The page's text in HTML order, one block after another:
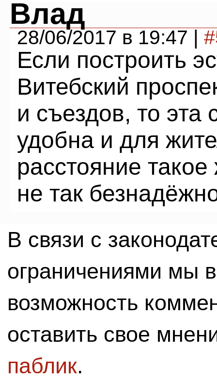
Влад
28/06/2017 в 19:47 |
Если построить
Витебский
и съездов, то
удобна и для
расстояние
не так
В связи с
ограничениями мы
возможность
оставить свое
паблик.